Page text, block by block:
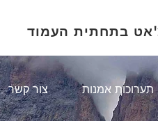
בתחתית העמוד
צור קשר תערוכות אמנות